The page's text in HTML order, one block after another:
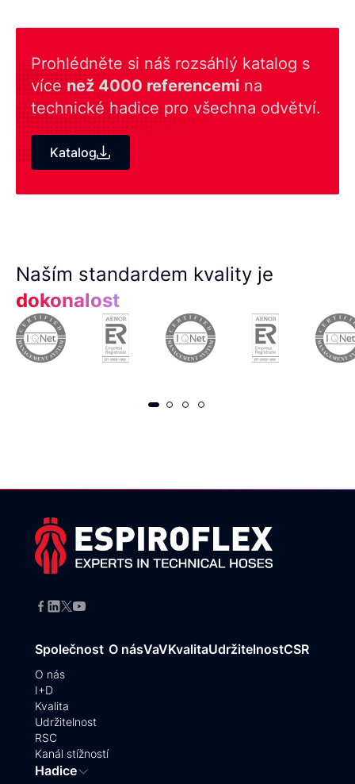
Prohlédněte si náš rozsáhlý katalog s
více než 4000 referencemi na
technické hadice pro všechna odvětví.
Katalog
Naším standardem kvality je
dokonalost
Společnost
O nás
I+D
Kvalita
Udržitelnost
RSC
Kanál stížností
O násVaVKvalitaUdržitelnostCSR
Hadice